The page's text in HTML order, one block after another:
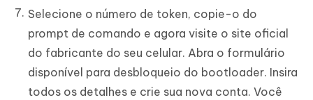
Selecione o número de token, copie-o do
prompt de comando e agora visite o site oficial
do fabricante do seu celular. Abra o formulário
disponível para desbloqueio do bootloader. Insira
todos os detalhes e crie sua nova conta. Você